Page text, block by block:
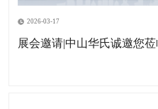
2026-03-17
展会邀请|中山华氏诚邀您